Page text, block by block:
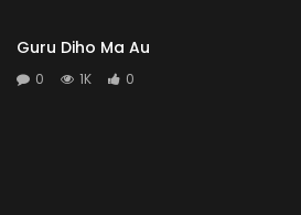
Guru Diho Ma Au
0 1K 0